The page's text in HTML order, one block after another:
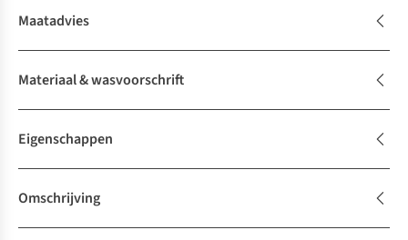
Maatadvies
Materiaal & wasvoorschrift
Eigenschappen
Omschrijving